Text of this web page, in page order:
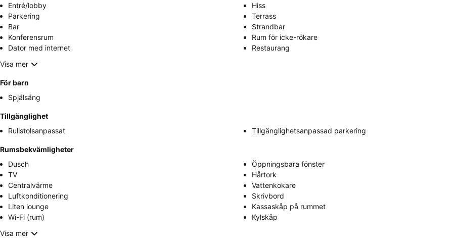
Entré/lobby
Hiss
Parkering
Terrass
Bar
Strandbar
Konferensrum
Rum för icke-rökare
Dator med internet
Restaurang
Visa mer
För barn
Spjälsäng
Tillgänglighet
Rullstolsanpassat
Tillgänglighetsanpassad parkering
Rumsbekvämligheter
Dusch
Öppningsbara fönster
TV
Hårtork
Centralvärme
Vattenkokare
Luftkonditionering
Skrivbord
Liten lounge
Kassaskåp på rummet
Wi-Fi (rum)
Kylskåp
Visa mer